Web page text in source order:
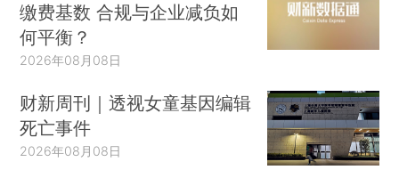
2021年11月1日，小镇的墙壁上贴满了招工广告。
缴费基数 合规与企业减负如
何平衡？
2026年08月08日
财新周刊｜透视女童基因编辑
死亡事件
2026年08月08日